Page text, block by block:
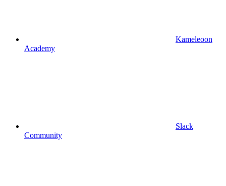
Kameleoon
Academy
Slack
Community